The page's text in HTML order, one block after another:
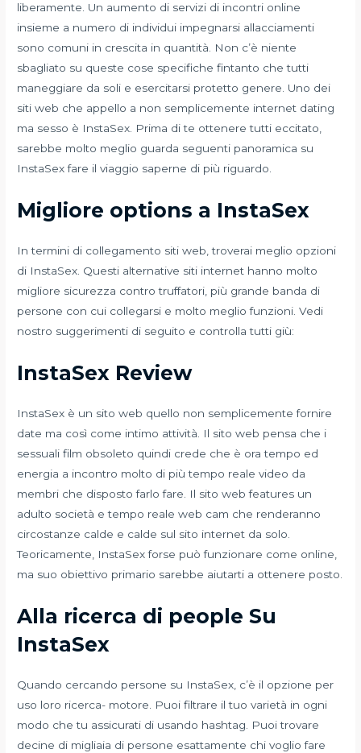
liberamente. Un aumento di servizi di incontri online
insieme a numero di individui impegnarsi allacciamenti
sono comuni in crescita in quantità. Non c’è niente
sbagliato su queste cose specifiche fintanto che tutti
maneggiare da soli e esercitarsi protetto genere. Uno dei
siti web che appello a non semplicemente internet dating
ma sesso è InstaSex. Prima di te ottenere tutti eccitato,
sarebbe molto meglio guarda seguenti panoramica su
InstaSex fare il viaggio saperne di più riguardo.
Migliore options a InstaSex
In termini di collegamento siti web, troverai meglio opzioni
di InstaSex. Questi alternative siti internet hanno molto
migliore sicurezza contro truffatori, più grande banda di
persone con cui collegarsi e molto meglio funzioni. Vedi
nostro suggerimenti di seguito e controlla tutti giù:
InstaSex Review
InstaSex è un sito web quello non semplicemente fornire
date ma così come intimo attività. Il sito web pensa che i
sessuali film obsoleto quindi crede che è ora tempo ed
energia a incontro molto di più tempo reale video da
membri che disposto farlo fare. Il sito web features un
adulto società e tempo reale web cam che renderanno
circostanze calde e calde sul sito internet da solo.
Teoricamente, InstaSex forse può funzionare come online,
ma suo obiettivo primario sarebbe aiutarti a ottenere posto.
Alla ricerca di people Su
InstaSex
Quando cercando persone su InstaSex, c’è il opzione per
uso loro ricerca- motore. Puoi filtrare il tuo varietà in ogni
modo che tu assicurati di usando hashtag. Puoi trovare
decine di migliaia di persone esattamente chi voglio fare